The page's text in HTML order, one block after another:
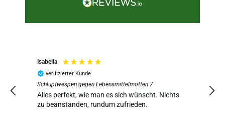
Isabella
verifizierter Kunde
Schlupfwespen gegen Lebensmittelmotten 7
Alles perfekt, wie man es sich wünscht. Nichts
zu beanstanden, rundum zufrieden.